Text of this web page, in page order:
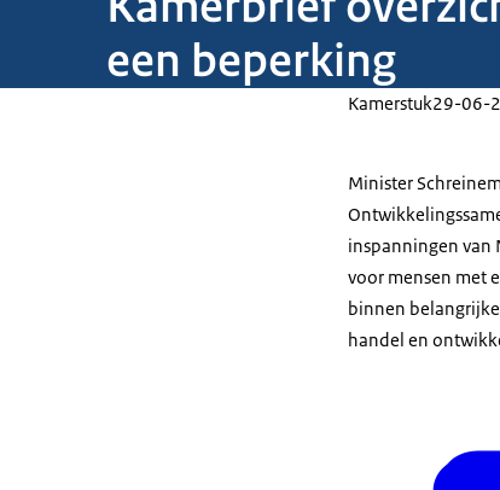
een beperking
Kamerstuk29-06-
Minister
inspanningen van
voor mensen met
binnen
handel en